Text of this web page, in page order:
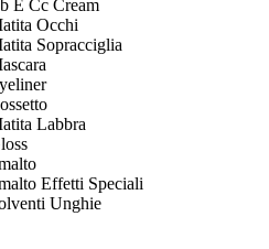
E Cc Cream
Occhi
Sopracciglia
Labbra
Effetti Speciali
Unghie